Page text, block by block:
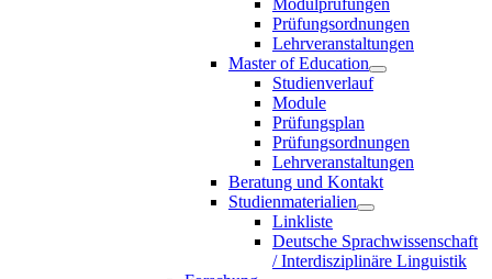
Prüfungsordnungen
Lehrveranstaltungen
Master of Education
Studienverlauf
Module
Prüfungsplan
Prüfungsordnungen
Lehrveranstaltungen
Beratung und Kontakt
Studienmaterialien
Linkliste
Deutsche Sprachwissenschaft
/ Interdisziplinäre Linguistik